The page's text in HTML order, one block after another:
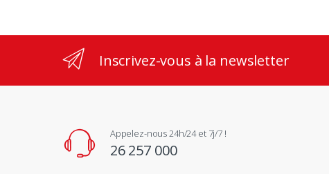
Inscrivez-vous à la newsletter
Appelez-nous 24h/24 et 7j/7 !
26 257 000